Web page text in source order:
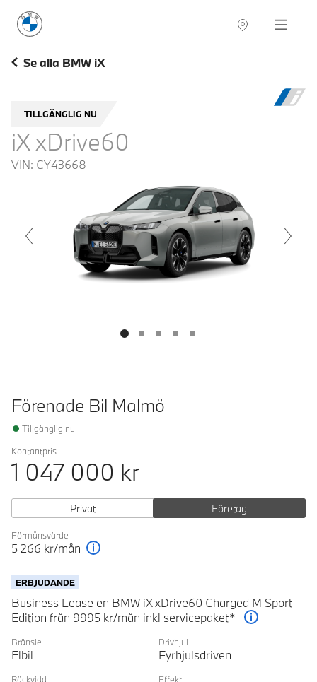
BMW Sverige Navigation
Se alla BMW iX
TILLGÄNGLIG NU
iX xDrive60
VIN: CY43668
Förenade Bil Malmö
Tillgänglig nu
Kontantpris
1 047 000 kr
Privat Företag
Förmånsvärde
5 266 kr/mån
ERBJUDANDE
Business Lease en BMW iX xDrive60 Charged M Sport
Edition från 9995 kr/mån inkl servicepaket*
Bränsle
Elbil
Drivhjul
Fyrhjulsdriven
Räckvidd Effekt